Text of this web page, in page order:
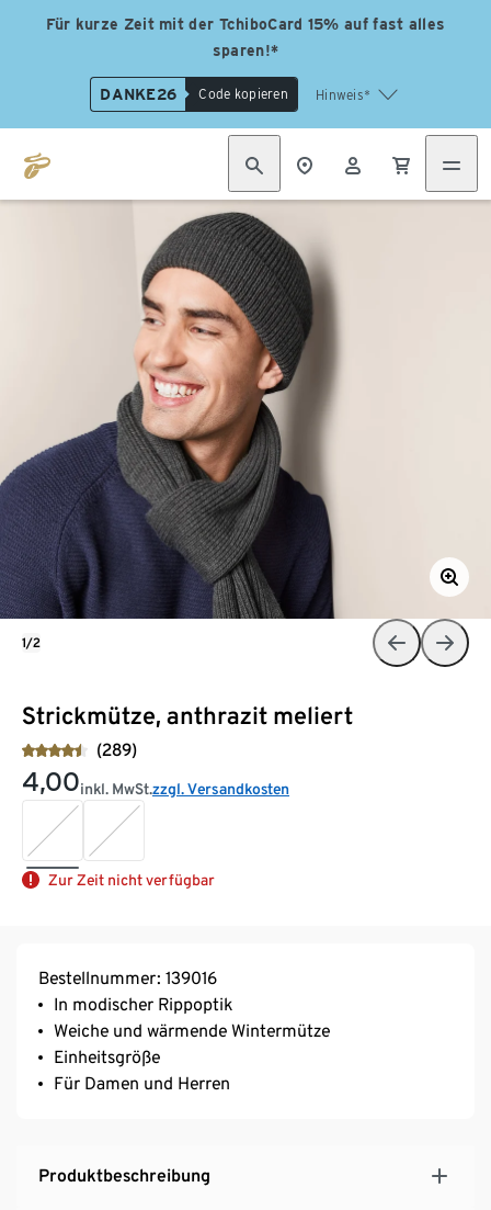
Für kurze Zeit mit der TchiboCard 15% auf fast alles
sparen!*
DANKE26 Code kopieren Hinweis*
Strickmütze, anthrazit meliert
(289)
4,00inkl. MwSt.zzgl. Versandkosten
Zur Zeit nicht verfügbar
1/2
Bestellnummer: 139016
In modischer Rippoptik
Weiche und wärmende Wintermütze
Einheitsgröße
Für Damen und Herren
Produktbeschreibung